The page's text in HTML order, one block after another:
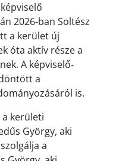
2026-ban Soltész
a kerület új
óta aktív része a
A képviselő-
a
is.
kerületi
György, aki
a